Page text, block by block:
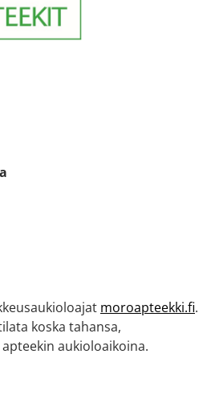
moroapteekki.fi.
koska tahansa,
aukioloaikoina.